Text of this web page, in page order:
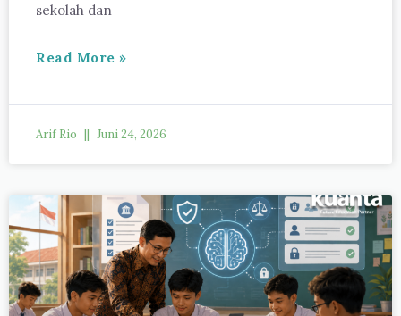
sekolah dan
Read More »
Arif Rio Juni 24, 2026